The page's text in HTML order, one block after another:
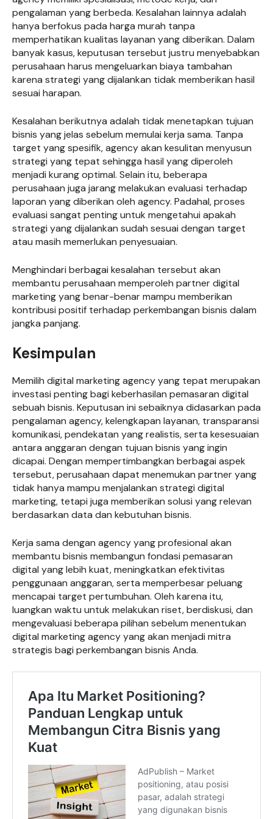
pengalaman yang berbeda. Kesalahan lainnya adalah
hanya berfokus pada harga murah tanpa
memperhatikan kualitas layanan yang diberikan. Dalam
banyak kasus, keputusan tersebut justru menyebabkan
perusahaan harus mengeluarkan biaya tambahan
karena strategi yang dijalankan tidak memberikan hasil
sesuai harapan.
Kesalahan berikutnya adalah tidak menetapkan tujuan
bisnis yang jelas sebelum memulai kerja sama. Tanpa
target yang spesifik, agency akan kesulitan menyusun
strategi yang tepat sehingga hasil yang diperoleh
menjadi kurang optimal. Selain itu, beberapa
perusahaan juga jarang melakukan evaluasi terhadap
laporan yang diberikan oleh agency. Padahal, proses
evaluasi sangat penting untuk mengetahui apakah
strategi yang dijalankan sudah sesuai dengan target
atau masih memerlukan penyesuaian.
Menghindari berbagai kesalahan tersebut akan
membantu perusahaan memperoleh partner digital
marketing yang benar-benar mampu memberikan
kontribusi positif terhadap perkembangan bisnis dalam
jangka panjang.
Kesimpulan
Memilih digital marketing agency yang tepat merupakan
investasi penting bagi keberhasilan pemasaran digital
sebuah bisnis. Keputusan ini sebaiknya didasarkan pada
pengalaman agency, kelengkapan layanan, transparansi
komunikasi, pendekatan yang realistis, serta kesesuaian
antara anggaran dengan tujuan bisnis yang ingin
dicapai. Dengan mempertimbangkan berbagai aspek
tersebut, perusahaan dapat menemukan partner yang
tidak hanya mampu menjalankan strategi digital
marketing, tetapi juga memberikan solusi yang relevan
berdasarkan data dan kebutuhan bisnis.
Kerja sama dengan agency yang profesional akan
membantu bisnis membangun fondasi pemasaran
digital yang lebih kuat, meningkatkan efektivitas
penggunaan anggaran, serta memperbesar peluang
mencapai target pertumbuhan. Oleh karena itu,
luangkan waktu untuk melakukan riset, berdiskusi, dan
mengevaluasi beberapa pilihan sebelum menentukan
digital marketing agency yang akan menjadi mitra
strategis bagi perkembangan bisnis Anda.